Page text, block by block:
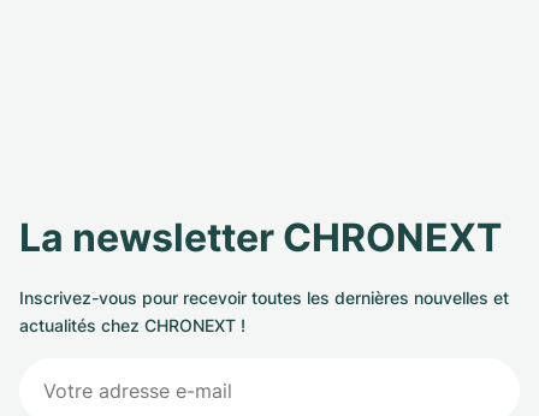
La newsletter CHRONEXT
Inscrivez-vous pour recevoir toutes les dernières nouvelles et
actualités chez CHRONEXT !